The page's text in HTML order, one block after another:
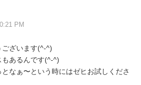
PM
ございます(^-^)
あるんです(^-^)
なぁ〜という時にはゼヒお試しくださ